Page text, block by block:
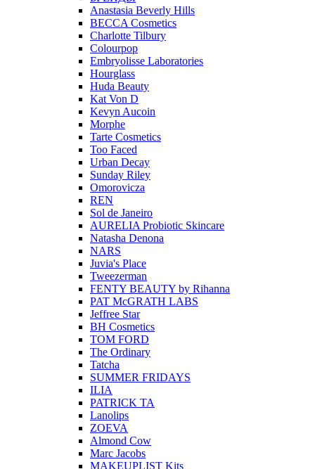
Anastasia Beverly Hills
BECCA Cosmetics
Charlotte Tilbury
Colourpop
Embryolisse Laboratories
Hourglass
Huda Beauty
Kat Von D
Kevyn Aucoin
Morphe
Tarte Cosmetics
Too Faced
Urban Decay
Sunday Riley
Omorovicza
REN
Sol de Janeiro
AURELIA Probiotic Skincare
Natasha Denona
NARS
Juvia's Place
Tweezerman
FENTY BEAUTY by Rihanna
PAT McGRATH LABS
Jeffree Star
BH Cosmetics
TOM FORD
The Ordinary
Tatcha
SUMMER FRIDAYS
ILIA
PATRICK TA
Lanolips
ZOEVA
Almond Cow
Marc Jacobs
MAKEUPLIST Kits